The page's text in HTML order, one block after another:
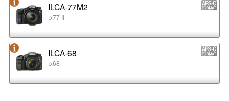
ILCA-77M2
α77 II
ILCA-68
α68